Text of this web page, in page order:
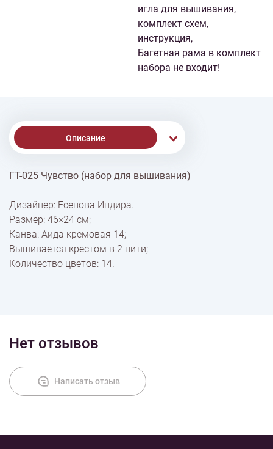
игла для вышивания,
комплект схем,
инструкция,
Багетная рама в комплект
набора не входит!
Описание
Доставка
Оплата
ГТ-025 Чувство (набор для вышивания)
Дизайнер: Есенова Индира.
Размер: 46×24 см;
Канва: Аида кремовая 14;
Вышивается крестом в 2 нити;
Количество цветов: 14.
Нет отзывов
Написать отзыв